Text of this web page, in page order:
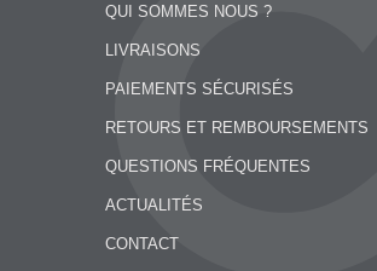
QUI SOMMES NOUS ?
LIVRAISONS
PAIEMENTS SÉCURISÉS
RETOURS ET REMBOURSEMENTS
QUESTIONS FRÉQUENTES
ACTUALITÉS
CONTACT